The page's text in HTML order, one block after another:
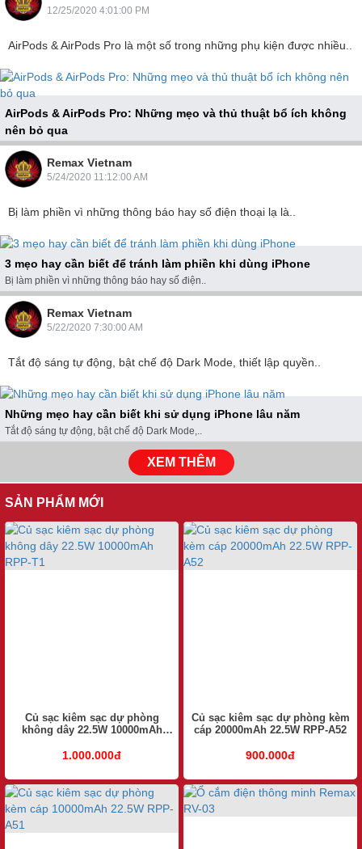
12/25/2020 4:01:00 PM
AirPods & AirPods Pro là một số trong những phụ kiện được nhiều..
AirPods & AirPods Pro: Những mẹo và thủ thuật bổ ích không
nên bỏ qua
AirPods & AirPods Pro là một số trong những phụ..
Remax Vietnam
5/24/2020 11:12:00 AM
Bị làm phiền vì những thông báo hay số điện thoại lạ là..
3 mẹo hay cần biết để tránh làm phiền khi dùng iPhone
Bị làm phiền vì những thông báo hay số điện..
Remax Vietnam
5/22/2020 7:30:00 AM
Tắt độ sáng tự động, bật chế độ Dark Mode, thiết lập quyền..
Những mẹo hay cần biết khi sử dụng iPhone lâu năm
Tắt độ sáng tự động, bật chế độ Dark Mode,..
XEM THÊM
SẢN PHẨM MỚI
Củ sạc kiêm sạc dự phòng
không dây 22.5W 10000mAh
1.000.000đ
Củ sạc kiêm sạc dự phòng kèm
cáp 20000mAh 22.5W RPP-A52
900.000đ